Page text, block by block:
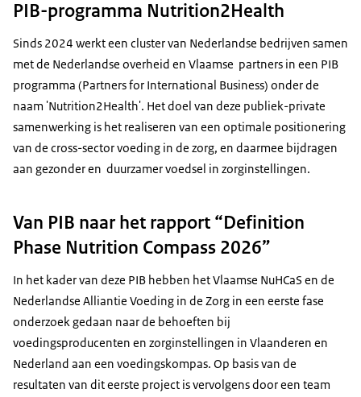
PIB-programma Nutrition2Health
Sinds 2024 werkt een cluster van Nederlandse bedrijven samen
met de Nederlandse overheid en Vlaamse partners in een PIB
programma (Partners for International Business) onder de
naam 'Nutrition2Health'. Het doel van deze publiek-private
samenwerking is het realiseren van een optimale positionering
van de cross-sectorvoeding in de zorg, en daarmee bijdragen
aan gezonder en duurzamer voedsel in zorginstellingen.
Van PIB naar het rapport “Definition
Phase Nutrition Compass 2026”
In het kader van deze PIB hebben het Vlaamse NuHCaS en de
Nederlandse Alliantie Voeding in de Zorg in een eerste fase
onderzoek gedaan naar de behoeften bij
voedingsproducenten en zorginstellingen in Vlaanderen en
Nederland aan een voedingskompas. Op basis van de
resultaten van dit eerste project is vervolgens door een team